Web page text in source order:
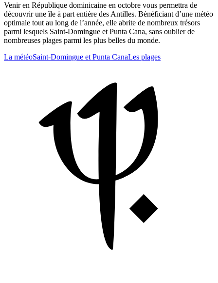
Venir en République dominicaine en octobre vous permettra de
découvrir une île à part entière des Antilles. Bénéficiant d’une météo
optimale tout au long de l’année, elle abrite de nombreux trésors
parmi lesquels Saint-Domingue et Punta Cana, sans oublier de
nombreuses plages parmi les plus belles du monde.
La météoSaint-Domingue et Punta CanaLes plages